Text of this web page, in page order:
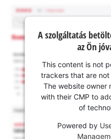
A szolgáltatás
az Ön
This content is not
trackers that are
The website owner
with their CMP to
of
Powered by